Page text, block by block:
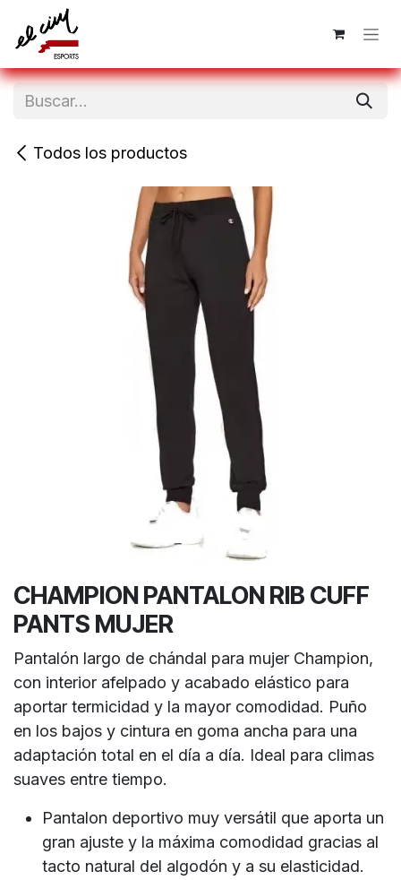
Ir al contenido
Todos los productos
CHAMPION PANTALON RIB CUFF
PANTS MUJER
Pantalón largo de chándal para mujer Champion,
con interior afelpado y acabado elástico para
aportar termicidad y la mayor comodidad. Puño
en los bajos y cintura en goma ancha para una
adaptación total en el día a día. Ideal para climas
suaves entre tiempo.
Pantalon deportivo muy versátil que aporta un
gran ajuste y la máxima comodidad gracias al
tacto natural del algodón y a su elasticidad.